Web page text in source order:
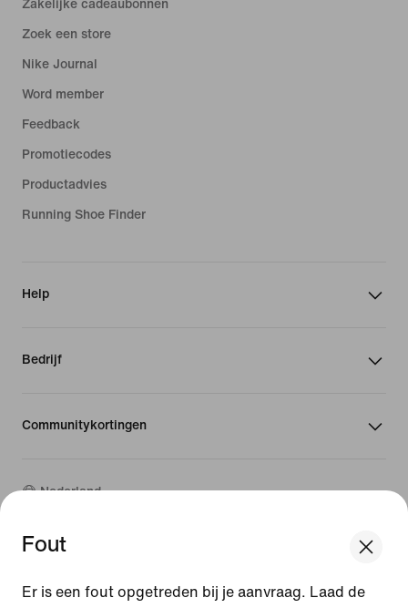
Update your location?
Fout
Er is een fout opgetreden bij je aanvraag. Laad de
Zakelijke cadeaubonnen
Zoek een store
Nike Journal
Word member
Feedback
Promotiecodes
Productadvies
Running Shoe Finder
Help
Bedrijf
Communitykortingen
Nederland
© 2026
Gebruiksvoorwaarden